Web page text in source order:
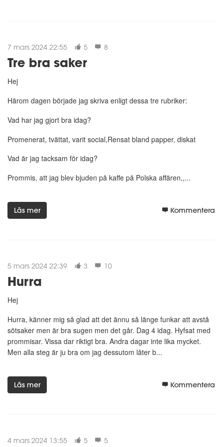
7 mars 2024 22:55 5 8
Tre bra saker
Hej
Härom dagen började jag skriva enligt dessa tre rubriker:
Vad har jag gjort bra idag?
Promenerat, tvättat, varit social,Rensat bland papper, diskat
Vad är jag tacksam för idag?
Prommis, att jag blev bjuden på kaffe på Polska affären,,...
Läs mer Kommentera
5 mars 2024 22:39 3 10
Hurra
Hej
Hurra, känner mig så glad att det ännu så länge funkar att avstå
sötsaker men är bra sugen men det går. Dag 4 idag. Hyfsat med
prommisar. Vissa dar riktigt bra. Andra dagar inte lika mycket.
Men alla steg är ju bra om jag dessutom låter b...
Läs mer Kommentera
4 mars 2024 13:55 5 5